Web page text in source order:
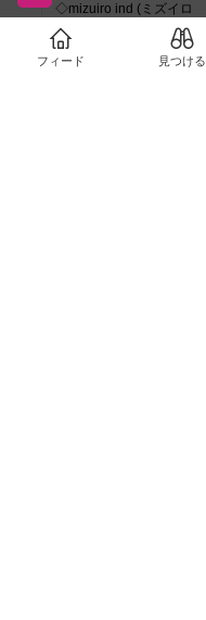
◇mizuiro ind (ミズイロ
インド) high neck zip blo
uson ハイネックジップブ
ルゾン レディース ジャケ
￥19,800
フィード 見つける